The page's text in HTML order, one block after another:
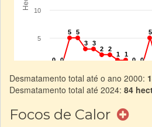
Desmatamento total até o ano 2000:
Desmatamento total até 2024: 84
Focos de Calor